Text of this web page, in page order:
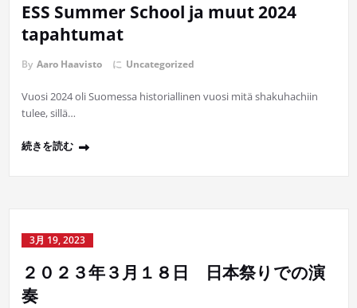
ESS Summer School ja muut 2024
tapahtumat
By Aaro Haavisto に Uncategorized
Vuosi 2024 oli Suomessa historiallinen vuosi mitä shakuhachiin
tulee, sillä…
続きを読む
3月 19, 2023
２０２３年３月１８日 日本祭りでの演
奏